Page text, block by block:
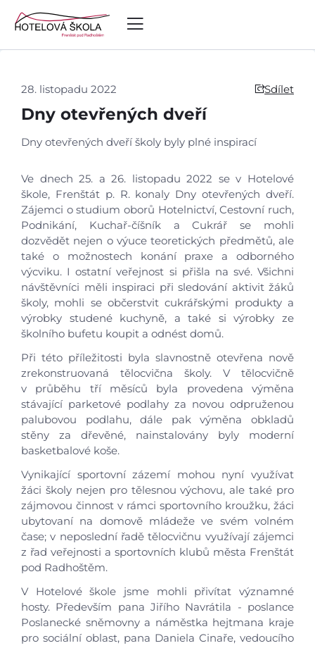
28. listopadu 2022 Sdílet
Dny otevřených dveří
Dny otevřených dveří školy byly plné inspirací
Ve dnech 25. a 26. listopadu 2022 se v Hotelové
škole, Frenštát p. R. konaly Dny otevřených dveří.
Zájemci o studium oborů Hotelnictví, Cestovní ruch,
Podnikání, Kuchař-číšník a Cukrář se mohli
dozvědět nejen o výuce teoretických předmětů, ale
také o možnostech konání praxe a odborného
výcviku. I ostatní veřejnost si přišla na své. Všichni
návštěvníci měli inspiraci při sledování aktivit žáků
školy, mohli se občerstvit cukrářskými produkty a
výrobky studené kuchyně, a také si výrobky ze
školního bufetu koupit a odnést domů.
Při této příležitosti byla slavnostně otevřena nově
zrekonstruovaná tělocvična školy. V tělocvičně
v průběhu tří měsíců byla provedena výměna
stávající parketové podlahy za novou odpruženou
palubovou podlahu, dále pak výměna obkladů
stěny za dřevěné, nainstalovány byly moderní
basketbalové koše.
Vynikající sportovní zázemí mohou nyní využívat
žáci školy nejen pro tělesnou výchovu, ale také pro
zájmovou činnost v rámci sportovního kroužku, žáci
ubytovaní na domově mládeže ve svém volném
čase; v neposlední řadě tělocvičnu využívají zájemci
z řad veřejnosti a sportovních klubů města Frenštát
pod Radhoštěm.
V Hotelové škole jsme mohli přivítat významné
hosty. Především pana Jiřího Navrátila - poslance
Poslanecké sněmovny a náměstka hejtmana kraje
pro sociální oblast, pana Daniela Cinaře, vedoucího